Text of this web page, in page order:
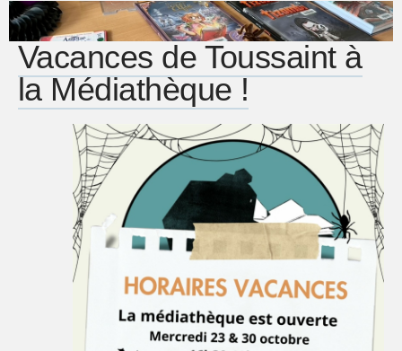
Vacances de Toussaint à
la Médiathèque !